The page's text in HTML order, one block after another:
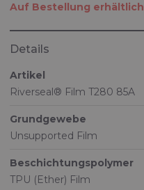
Auf Bestellung erhältlich
Details
Artikel
Riverseal® Film T280 85A
Grundgewebe
Unsupported Film
Beschichtungspolymer
TPU (Ether) Film